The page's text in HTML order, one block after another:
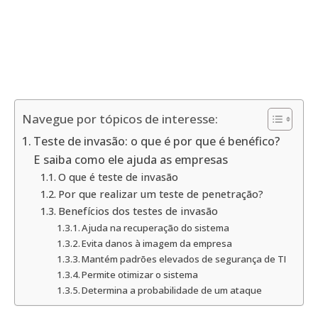
Navegue por tópicos de interesse:
Teste de invasão: o que é por que é benéfico?
E saiba como ele ajuda as empresas
O que é teste de invasão
Por que realizar um teste de penetração?
Benefícios dos testes de invasão
Ajuda na recuperação do sistema
Evita danos à imagem da empresa
Mantém padrões elevados de segurança de TI
Permite otimizar o sistema
Determina a probabilidade de um ataque